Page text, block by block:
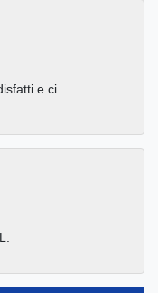
e ci